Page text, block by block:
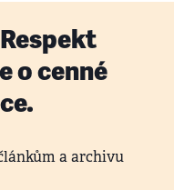
o cenné
a archivu